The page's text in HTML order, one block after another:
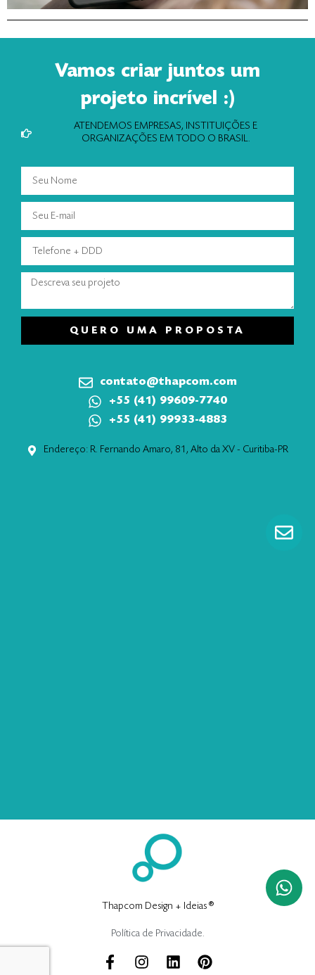
Vamos criar juntos um
projeto incrível :)
ATENDEMOS EMPRESAS, INSTITUIÇÕES E
ORGANIZAÇÕES EM TODO O BRASIL.
QUERO UMA PROPOSTA
contato@thapcom.com
+55 (41) 99609-7740
+55 (41) 99933-4883
Endereço: R. Fernando Amaro, 81, Alto da XV - Curitiba-PR
Thapcom Design + Ideias ®
Política de Privacidade.